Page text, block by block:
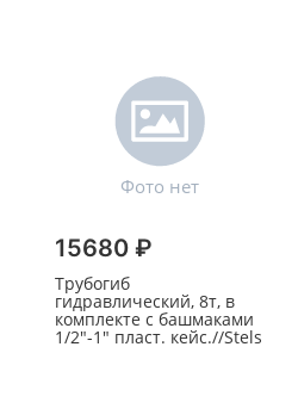
15680 ₽
Трубогиб
гидравлический, 8т, в
комплекте с башмаками
1/2"-1" пласт. кейс.//Stels